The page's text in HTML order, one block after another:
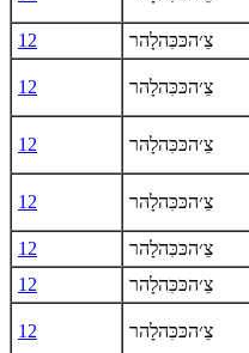
12
צֵ׳הכּכִּהלָהר
12 צֵ׳הכּכִּהלָהר
12 צֵ׳הכּכִּהלָהר
12 צֵ׳הכּכִּהלָהר
12
צֵ׳הכּכִּהלָהר
12
צֵ׳הכּכִּהלָהר
12 צֵ׳הכּכִּהלָהר